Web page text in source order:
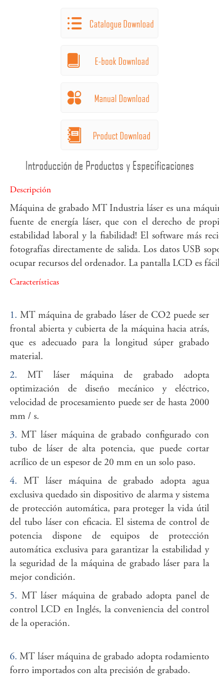
Catalogue Download
E-book Download
Manual Download
Product Download
Introducción de Productos y Especificaciones
Descripción
Máquina de grabado MT Industria láser es una
fuente de energía láser, que con el derecho de
estabilidad laboral y la fiabilidad! El software más
fotografías directamente de salida. Los datos USB
ocupar recursos del ordenador. La pantalla LCD es
Características
1. MT máquina de grabado láser de CO2 puede ser
frontal abierta y cubierta de la máquina hacia atrás,
que es adecuado para la longitud súper grabado
material.
2. MT láser máquina de grabado adopta
optimización de diseño mecánico y eléctrico,
velocidad de procesamiento puede ser de hasta 2000
mm / s.
3. MT láser máquina de grabado configurado con
tubo de láser de alta potencia, que puede cortar
acrílico de un espesor de 20 mm en un solo paso.
4. MT láser máquina de grabado adopta agua
exclusiva quedado sin dispositivo de alarma y sistema
de protección automática, para proteger la vida útil
del tubo láser con eficacia. El sistema de control de
potencia dispone de equipos de protección
automática exclusiva para garantizar la estabilidad y
la seguridad de la máquina de grabado láser para la
mejor condición.
5. MT láser máquina de grabado adopta panel de
control LCD en Inglés, la conveniencia del control
de la operación.
6. MT láser máquina de grabado adopta rodamiento
forro importados con alta precisión de grabado.